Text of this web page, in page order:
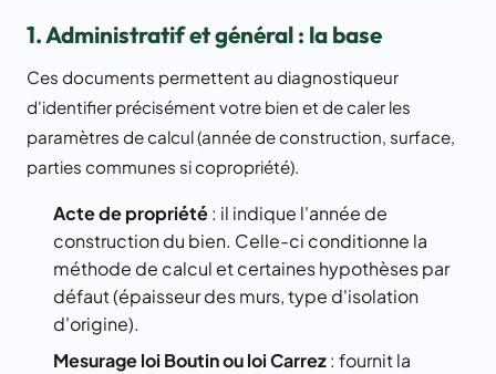
1. Administratif et général : la base
Ces documents permettent au diagnostiqueur
d'identifier précisément votre bien et de caler les
paramètres de calcul (année de construction, surface,
parties communes si copropriété).
Acte de propriété: il indique l'année de
construction du bien. Celle-ci conditionne la
méthode de calcul et certaines hypothèses par
défaut (épaisseur des murs, type d'isolation
d'origine).
Mesurage loi Boutin ou loi Carrez: fournit la